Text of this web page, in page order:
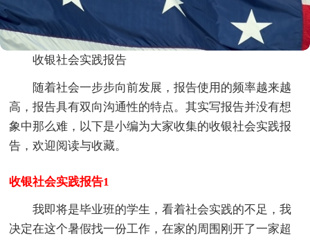
收银社会实践报告
随着社会一步步向前发展，报告使用的频率越来越
高，报告具有双向沟通性的特点。其实写报告并没有想
象中那么难，以下是小编为大家收集的收银社会实践报
告，欢迎阅读与收藏。
收银社会实践报告1
我即将是毕业班的学生，看着社会实践的不足，我
决定在这个暑假找一份工作，在家的周围刚开了一家超